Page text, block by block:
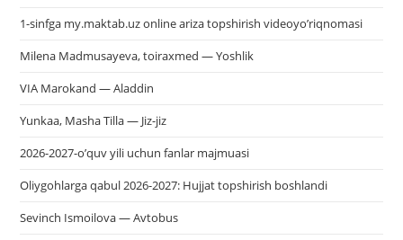
1-sinfga my.maktab.uz online ariza topshirish videoyo’riqnomasi
Milena Madmusayeva, toiraxmed — Yoshlik
VIA Marokand — Aladdin
Yunkaa, Masha Tilla — Jiz-jiz
2026-2027-o’quv yili uchun fanlar majmuasi
Oliygohlarga qabul 2026-2027: Hujjat topshirish boshlandi
Sevinch Ismoilova — Avtobus